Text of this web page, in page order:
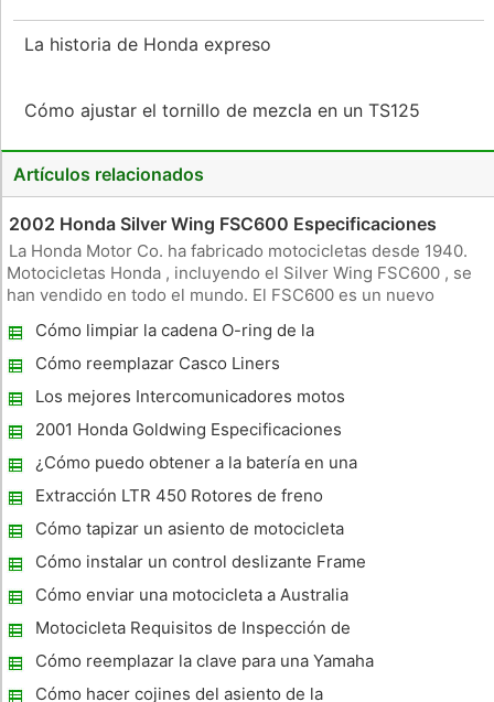
La historia de Honda expreso
Cómo ajustar el tornillo de mezcla en un TS125
Artículos relacionados
2002 Honda Silver Wing FSC600 Especificaciones
La Honda Motor Co. ha fabricado motocicletas desde 1940.
Motocicletas Honda , incluyendo el Silver Wing FSC600 , se
han vendido en todo el mundo. El FSC600 es un nuevo
ha sido objeto de varios retiros para los problemas
relacionados con el
Cómo limpiar la cadena O-ring de la
motocicleta
Cómo reemplazar Casco Liners
Los mejores Intercomunicadores motos
2001 Honda Goldwing Especificaciones
¿Cómo puedo obtener a la batería en una
Harley Deluxe 2006 ?
Extracción LTR 450 Rotores de freno
Cómo tapizar un asiento de motocicleta
Cómo instalar un control deslizante Frame
No-Cut en una Suzuki GSXR 750 2008
Cómo enviar una motocicleta a Australia
Motocicleta Requisitos de Inspección de
Seguridad de Missouri
Cómo reemplazar la clave para una Yamaha
V Star 650
Cómo hacer cojines del asiento de la